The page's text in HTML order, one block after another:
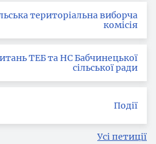
територіальна виборча
комісія
ТЕБ та НС Бабчинецької
сільської ради
Події
Усі петиції